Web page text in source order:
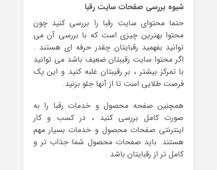
شیوه بررسی صفحات سایت رقبا
حتما محتوای سایت رقبا را بررسی کنید چون
محتوا بهترین چیزی است که با بررسی آن می
توانید بفهمید رقبایتان چقدر حرفه ای هستند .
اگر محتوا سایت رقیبتان ضعیف باشد می توانید
با تمرکز بیشتر ، بر رقیبتان غلبه کنید و این یک
فرصت طلایی است تا از آنها جلو بزنید.
همچنین صفحه محصول و خدمات رقبا را به
صورت کامل بررسی کنید ، در کسب و کار
اینترنتی صفحات محصول و خدمات بسیار مهم
هستند. باید صفحات محصول شما جذاب تر و
کامل تر از رقبایتان باشد .